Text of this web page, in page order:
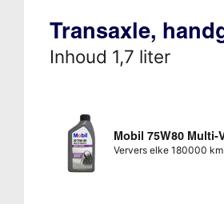
Transaxle,
Inhoud 1,7 liter
Mobil 75W80 Multi-
Ververs elke 180000 km